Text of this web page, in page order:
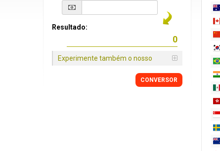
Resultado:
Experimente também o nosso
CONVERSOR